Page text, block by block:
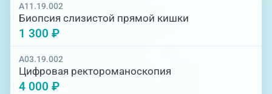
A11.19.002
Биопсия слизистой прямой кишки
1 300 ₽
A03.19.002
Цифровая ректороманоскопия
4 000 ₽